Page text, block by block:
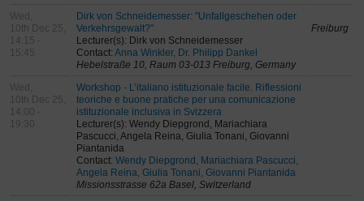
Wed,
10th Dec 25,
14:15 -
15:45
Dirk von Schneidemesser: "Unfallgeschehen oder
Verkehrsgewalt?"
Lecturer(s): Dirk von Schneidemesser
Contact: Anna Winkler, Dr. Philipp Dankel
Hebelstraße 10, Raum 03-013 Freiburg, Germany
Freiburg
Wed,
10th Dec 25,
19:30
Workshop - L’italiano istituzionale facile. Riflessioni
teoriche e buone pratiche per una comunicazione
istituzionale inclusiva in Svizzera
Lecturer(s): Wendy Diepgrond, Mariachiara
Pascucci, Angela Reina, Giulia Tonani, Giovanni
Piantanida
Contact: Wendy Diepgrond, Mariachiara Pascucci,
Angela Reina, Giulia Tonani, Giovanni Piantanida
Missionsstrasse 62a Basel, Switzerland